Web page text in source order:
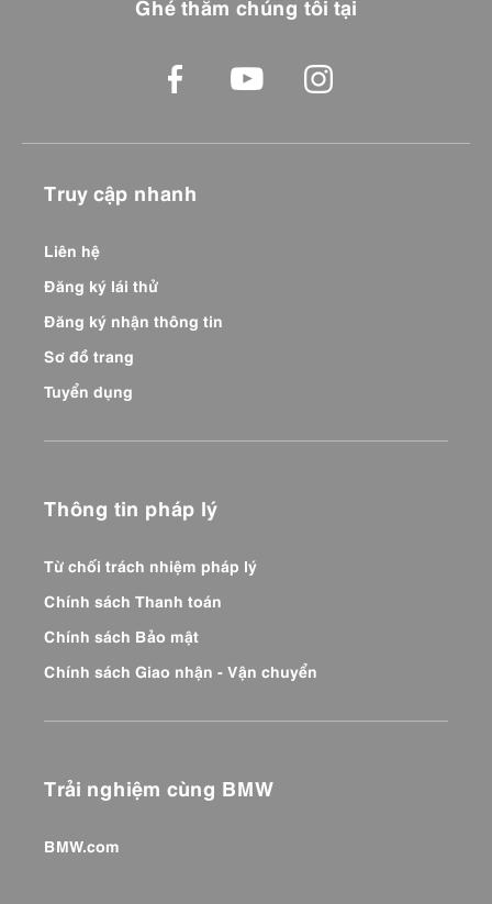
Ghé thăm chúng tôi tại
Truy cập nhanh
Liên hệ
Đăng ký lái thử
Đăng ký nhận thông tin
Sơ đồ trang
Tuyển dụng
Thông tin pháp lý
Từ chối trách nhiệm pháp lý
Chính sách Thanh toán
Chính sách Bảo mật
Chính sách Giao nhận - Vận chuyển
Trải nghiệm cùng BMW
BMW.com